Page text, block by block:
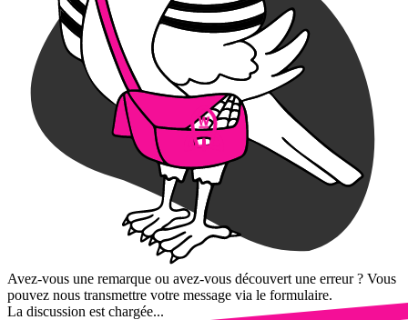
Avez-vous une remarque ou avez-vous découvert une erreur ? Vous
pouvez nous transmettre votre message via le formulaire.
La discussion est chargée...